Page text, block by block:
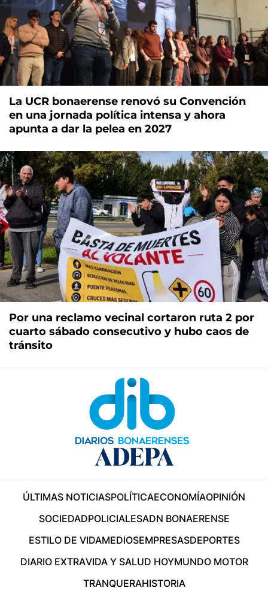
La UCR bonaerense renovó su Convención
en una jornada política intensa y ahora
apunta a dar la pelea en 2027
Por una reclamo vecinal cortaron ruta 2 por
cuarto sábado consecutivo y hubo caos de
tránsito
ÚLTIMAS NOTICIASPOLÍTICAECONOMÍAOPINIÓN
SOCIEDADPOLICIALESADN BONAERENSE
ESTILO DE VIDAMEDIOSEMPRESASDEPORTES
DIARIO EXTRAVIDA Y SALUD HOYMUNDO MOTOR
TRANQUERAHISTORIA